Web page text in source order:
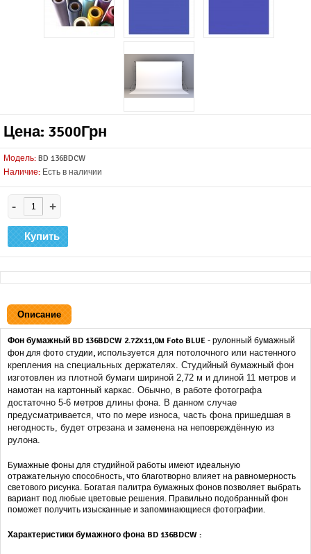
Цена: 3500Грн
Модель: BD 136BDCW
Наличие: Есть в наличии
- +
Описание
Фон бумажный BD 136BDCW 2.72х11,0м Foto BLUE - рулонный бумажный
фон для фото студии, используется для потолочного или настенного
крепления на специальных держателях. Студийный бумажный фон
изготовлен из плотной бумаги шириной 2,72 м и длиной 11 метров и
намотан на картонный каркас. Обычно, в работе фотографа
достаточно 5-6 метров длины фона. В данном случае
предусматривается, что по мере износа, часть фона пришедшая в
негодность, будет отрезана и заменена на неповреждённую из
рулона.
Бумажные фоны для студийной работы имеют идеальную
отражательную способность, что благотворно влияет на равномерность
светового рисунка. Богатая палитра бумажных фонов позволяет выбрать
вариант под любые цветовые решения. Правильно подобранный фон
поможет получить изысканные и запоминающиеся фотографии.
Характеристики бумажного фона BD 136BDCW :